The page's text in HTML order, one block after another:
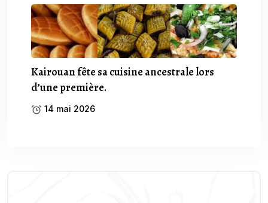
Kairouan fête sa cuisine ancestrale lors
d’une première.
14 mai 2026